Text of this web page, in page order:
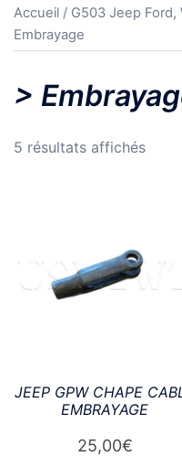
Accueil / G503 Jeep Ford,
Embrayage
>
5 résultats affichésTrié
plus
JEEP GPW CHAPE
EMBRAYAGE
25,00€